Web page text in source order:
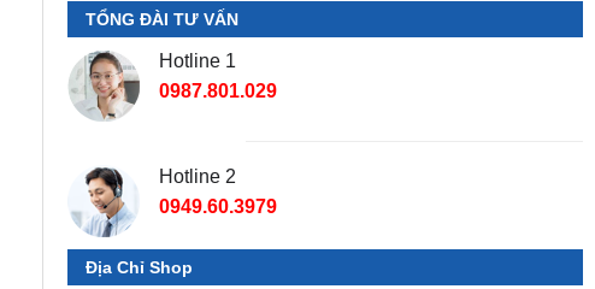
TỔNG ĐÀI TƯ VẤN
Hotline 1
0987.801.029
Hotline 2
0949.60.3979
Địa Chỉ Shop